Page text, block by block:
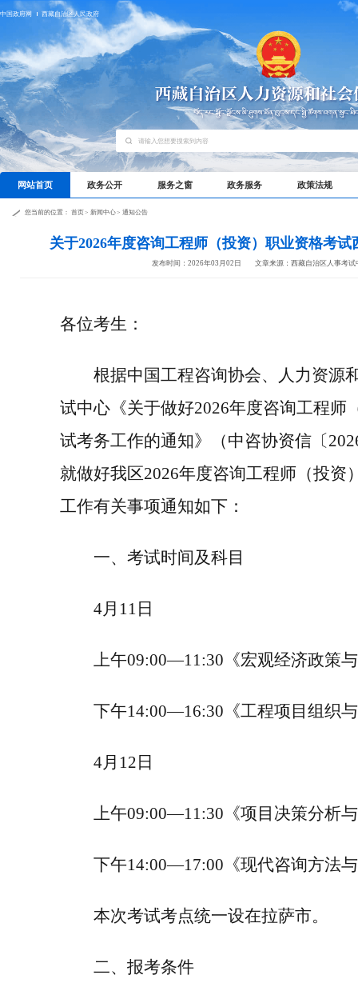
中国政府网 西藏自治区人民政府
网站首页 政务公开 服务之窗 政务服务 政策法规
您当前的位置： 首页> 新闻中心> 通知公告
关于2026年度咨询工程师（投资）职业资格考
发布时间：2026年03月02日 文章来源：西藏自治区人事考
各位考生：
根据中国工程咨询协会、人力资源
试中心《关于做好2026年度咨询工程师
试考务工作的通知》（中咨协资信〔202
就做好我区2026年度咨询工程师（投资
工作有关事项通知如下：
一、考试时间及科目
4月 11 日
上午09:00—11:30 《宏观经济政策
下午14:00—16:30 《工程项目组织
4月 12 日
上午09:00—11:30 《项目决策分析
下午14:00—17:00 《现代咨询方法
本次考试考点统一设在拉萨市。
二、报考条件